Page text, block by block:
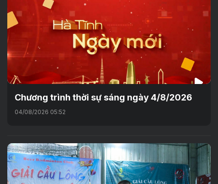
Chương trình thời sự sáng ngày 4/8/2026
04/08/2026 05:52